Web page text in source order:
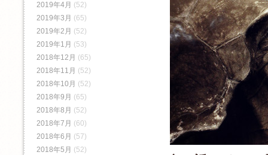
2019年4月 (52)
2019年3月 (65)
2019年2月 (52)
2019年1月 (53)
2018年12月 (65)
2018年11月 (52)
2018年10月 (52)
2018年9月 (65)
2018年8月 (52)
2018年7月 (60)
2018年6月 (57)
2018年5月 (52)